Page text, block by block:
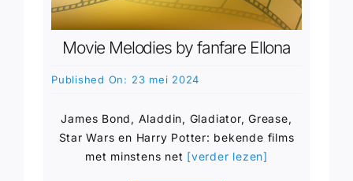
Movie Melodies by fanfare Ellona
Published On: 23 mei 2024
James Bond, Aladdin, Gladiator, Grease,
Star Wars en Harry Potter: bekende films
met minstens net [verder lezen]